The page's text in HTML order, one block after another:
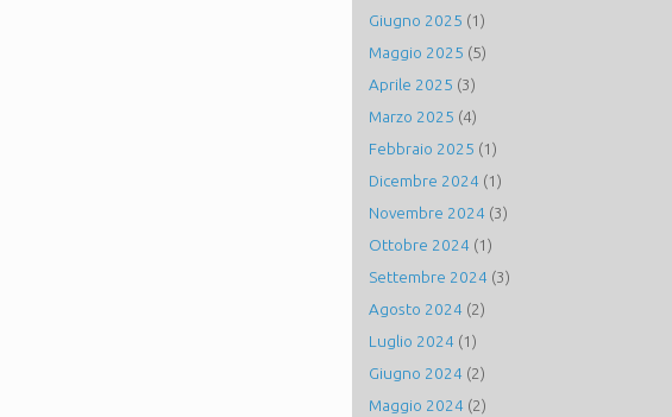
Giugno 2025 (1)
Maggio 2025 (5)
Aprile 2025 (3)
Marzo 2025 (4)
Febbraio 2025 (1)
Dicembre 2024 (1)
Novembre 2024 (3)
Ottobre 2024 (1)
Settembre 2024 (3)
Agosto 2024 (2)
Luglio 2024 (1)
Giugno 2024 (2)
Maggio 2024 (2)